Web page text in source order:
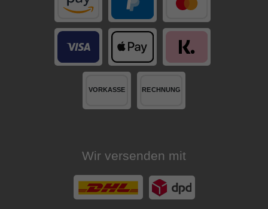
Wir versenden mit